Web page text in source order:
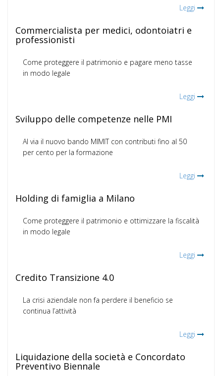
Leggi
Commercialista per medici, odontoiatri e
professionisti
Come proteggere il patrimonio e pagare meno tasse
in modo legale
Leggi
Sviluppo delle competenze nelle PMI
Al via il nuovo bando MIMIT con contributi fino al 50
per cento per la formazione
Leggi
Holding di famiglia a Milano
Come proteggere il patrimonio e ottimizzare la fiscalità
in modo legale
Leggi
Credito Transizione 4.0
La crisi aziendale non fa perdere il beneficio se
continua l’attività
Leggi
Liquidazione della società e Concordato
Preventivo Biennale